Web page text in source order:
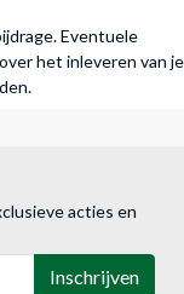
Eventuele
het inleveren van je
acties en
Inschrijven